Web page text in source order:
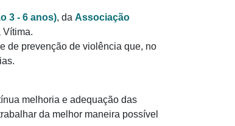
3 - 6 anos), da Associação
Vítima.
de prevenção de violência que, no
melhoria e adequação das
da melhor maneira possível